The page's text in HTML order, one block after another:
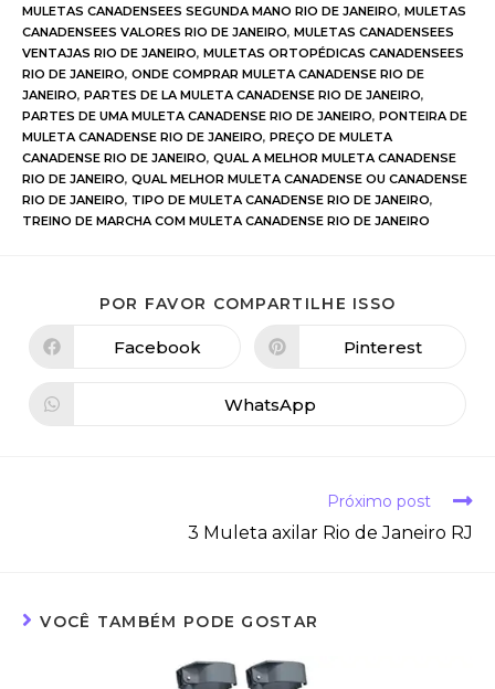
MULETAS CANADENSEES SEGUNDA MANO RIO DE JANEIRO, MULETAS
CANADENSEES VALORES RIO DE JANEIRO, MULETAS CANADENSEES
VENTAJAS RIO DE JANEIRO, MULETAS ORTOPÉDICAS CANADENSEES
RIO DE JANEIRO, ONDE COMPRAR MULETA CANADENSE RIO DE
JANEIRO, PARTES DE LA MULETA CANADENSE RIO DE JANEIRO,
PARTES DE UMA MULETA CANADENSE RIO DE JANEIRO, PONTEIRA DE
MULETA CANADENSE RIO DE JANEIRO, PREÇO DE MULETA
CANADENSE RIO DE JANEIRO, QUAL A MELHOR MULETA CANADENSE
RIO DE JANEIRO, QUAL MELHOR MULETA CANADENSE OU CANADENSE
RIO DE JANEIRO, TIPO DE MULETA CANADENSE RIO DE JANEIRO,
TREINO DE MARCHA COM MULETA CANADENSE RIO DE JANEIRO
POR FAVOR COMPARTILHE ISSO
Facebook Pinterest
WhatsApp
Próximo post
3 Muleta axilar Rio de Janeiro RJ
VOCÊ TAMBÉM PODE GOSTAR